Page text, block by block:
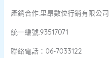
產銷合作:里昂數位行銷有限公司
統一編號:93517071
聯絡電話：06-7033122